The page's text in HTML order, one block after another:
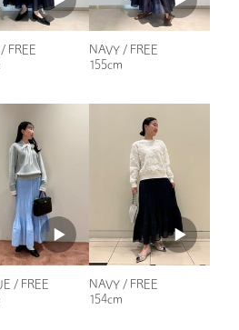
うどよい
り体型を拾わず綺麗目な印象です。
FREE
NAVY / FREE
155cm
/ FREE
NAVY / FREE
154cm